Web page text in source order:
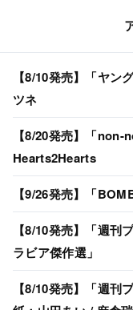
【8/10発売】「ヤン
ツネ
【8/20発売】「
Hearts2Hearts
【9/26発売】「
【8/10発売】「週刊
ラビア傑作選」
【8/10発売】「週刊